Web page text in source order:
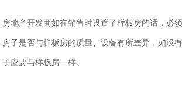
房地产开发商如在销售时设置了样板房的话，必
房子是否与样板房的质量、设备有所差异，如没
子应要与样板房一样。